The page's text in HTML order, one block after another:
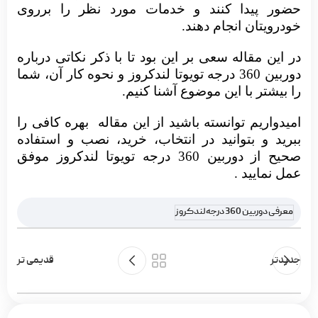
حضور پیدا کنند و خدمات مورد نظر را برروی
خودرویتان انجام دهند.
در این مقاله سعی بر این بود تا با ذکر نکاتی درباره
دوربین 360 درجه تویوتا لندکروز و نحوه کار آن، شما
را بیشتر با این موضوع آشنا کنیم.
امیدواریم توانسته باشید از این مقاله
بهره کافی را
ببرید و بتوانید در انتخاب، خرید، نصب و استفاده
صحیح از دوربین 360 درجه تویوتا لندکروز موفق
عمل نمایید .
معرفی دوربین 360 درجه لندکروز
جدیدتر قدیمی تر